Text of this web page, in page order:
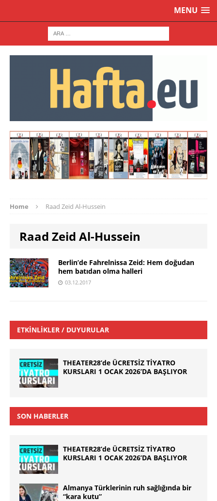
MENU
Home Raad Zeid Al-Hussein
Raad Zeid Al-Hussein
Berlin’de Fahrelnissa Zeid: Hem doğudan
hem batıdan olma halleri
03.12.2017
ETKINLIKLER / DUYURULAR
THEATER28’de ÜCRETSİZ TİYATRO
KURSLARI 1 OCAK 2026’DA BAŞLIYOR
SON HABERLER
THEATER28’de ÜCRETSİZ TİYATRO
KURSLARI 1 OCAK 2026’DA BAŞLIYOR
Almanya Türklerinin ruh sağlığında bir
“kara kutu”